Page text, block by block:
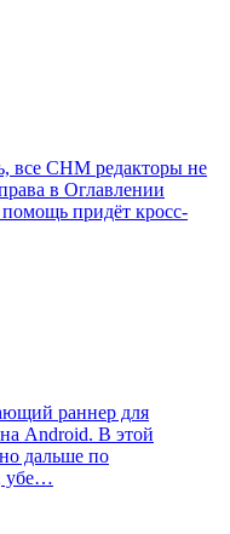
все CHM редакторы не
в Оглавлении
придёт кросс-
раннер для
Android. В этой
дальше по
убе…